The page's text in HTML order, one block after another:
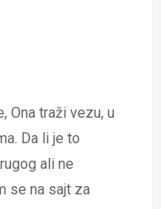
Ona traži vezu, u
Da li je to
ali ne
se na sajt za